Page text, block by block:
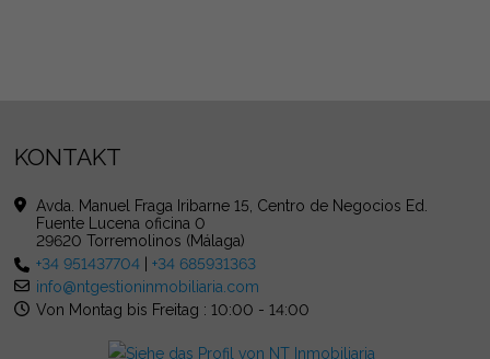
KONTAKT
Avda. Manuel Fraga Iribarne 15, Centro de Negocios Ed.
Fuente Lucena oficina 0
29620 Torremolinos (Málaga)
+34 951437704 |+34 685931363
info@ntgestioninmobiliaria.com
Von Montag bis Freitag : 10:00 - 14:00